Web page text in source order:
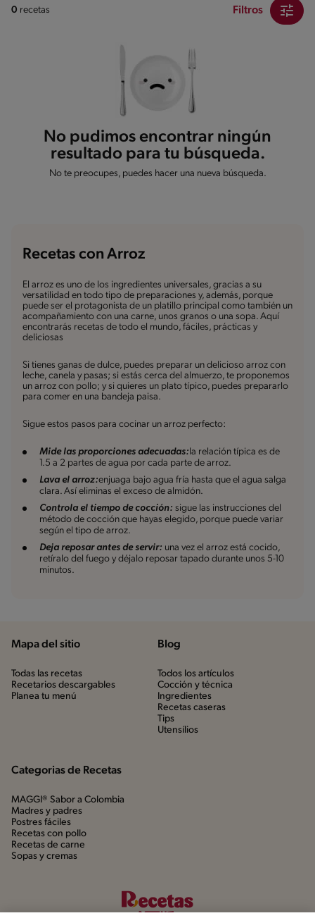
0 recetas Filtros
No pudimos encontrar ningún
resultado para tu búsqueda.
No te preocupes, puedes hacer una nueva búsqueda.
Recetas con Arroz
El arroz es uno de los ingredientes universales, gracias a su
versatilidad en todo tipo de preparaciones y, además, porque
puede ser el protagonista de un platillo principal como también un
acompañamiento con una carne, unos granos o una sopa. Aquí
encontrarás recetas de todo el mundo, fáciles, prácticas y
deliciosas
Si tienes ganas de dulce, puedes preparar un delicioso arroz con
leche, canela y pasas; si estás cerca del almuerzo, te proponemos
un arroz con pollo; y si quieres un plato típico, puedes prepararlo
para comer en una bandeja paisa.
Sigue estos pasos para cocinar un arroz perfecto:
Mide las proporciones adecuadas:la relación típica es de
1.5 a 2 partes de agua por cada parte de arroz.
Lava el arroz:enjuaga bajo agua fría hasta que el agua salga
clara. Así eliminas el exceso de almidón.
Controla el tiempo de cocción: sigue las instrucciones del
método de cocción que hayas elegido, porque puede variar
según el tipo de arroz.
Deja reposar antes de servir: una vez el arroz está cocido,
retíralo del fuego y déjalo reposar tapado durante unos 5-10
minutos.
Mapa del sitio
Todas las recetas
Recetarios descargables
Planea tu menú
Blog
Todos los artículos
Cocción y técnica
Ingredientes
Recetas caseras
Tips
Utensílios
Categorias de Recetas
MAGGI® Sabor a Colombia
Madres y padres
Postres fáciles
Recetas con pollo
Recetas de carne
Sopas y cremas